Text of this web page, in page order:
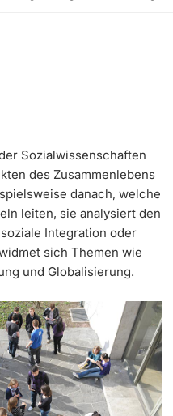
a Taste
Basel
Sozialwissenschaften
des Zusammenlebens
danach, welche
leiten, sie analysiert den
Integration oder
sich Themen wie
und Globalisierung.